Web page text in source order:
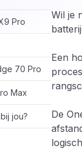
Wil je
Een
De
Pro
70 Pro
Max
jou?